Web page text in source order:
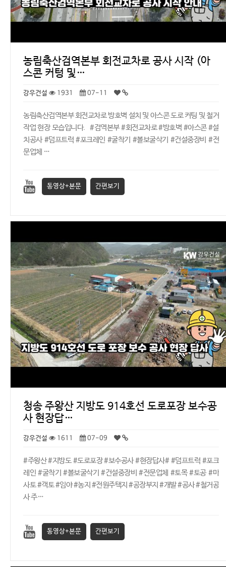
농림축산검역본부 회전교차로 공사 시작 (아
스콘 커텅 및…
강우건설 1931 07-11
농림축산검역본부 회전교차로 방호벽 설치 및 아스콘 도로 커팅 및 철거
작업 현장 모습입니다. #검역본부 #회전교차로 #방호벽 #아스콘 #설
치공사 #덤프트럭 #포크레인 #굴착기 #볼보굴삭기 #건설중장비 #전
문업체 …
동영상+본문 간편보기
청송 주왕산 지방도 914호선 도로포장 보수공
사 현장답…
강우건설 1611 07-09
#주왕산 #지방도 #도로포장 #보수공사 #현장답사# #덤프트럭 #포크
레인 #굴착기 #볼보굴삭기 #건설중장비 #전문업체 #토목 #토공 #마
사토 #객토 #임야 #농지 #전원주택지 #공장부지 #개발 #공사 #철거공
사 주…
동영상+본문 간편보기